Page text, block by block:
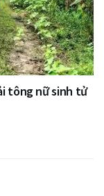
tông nữ sinh tử